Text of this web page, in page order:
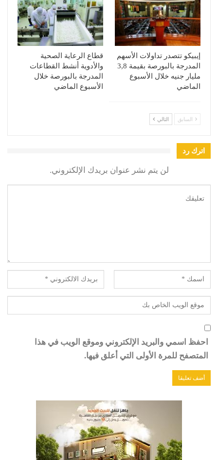
إيبيكو تتصدر تداولات الأسهم
المدرجة بالبورصة بقيمة 3,8
مليار جنيه خلال الأسبوع
الماضي
قطاع الرعاية الصحية
والأدوية أنشط القطاعات
المدرجة بالبورصة خلال
الأسبوع الماضي
السابق التالي
اترك رد
لن يتم نشر عنوان بريدك الإلكتروني.
احفظ اسمي والبريد الإلكتروني وموقع الويب في هذا
المتصفح للمرة الأولى التي أعلق فيها.